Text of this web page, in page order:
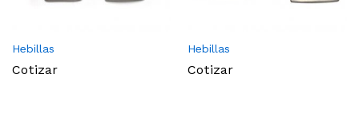
Hebillas
Cotizar
Hebillas
Cotizar